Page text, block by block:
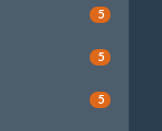
5
5
5